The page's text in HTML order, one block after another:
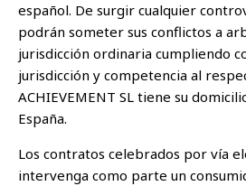
español. De surgir cualquier
podrán someter sus conflictos a
jurisdicción ordinaria cumpliendo
jurisdicción y competencia al
ACHIEVEMENT SL tiene su
España.
Los contratos celebrados por vía
intervenga como parte un